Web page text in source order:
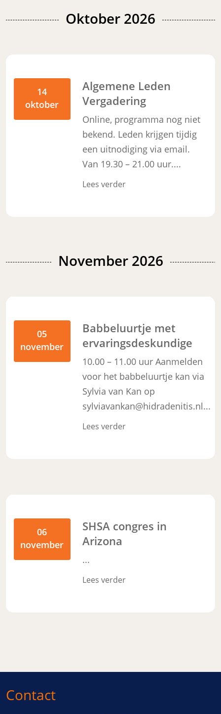
Oktober 2026
14
oktober
Algemene Leden
Vergadering
Online, programma nog niet
bekend. Leden krijgen tijdig
een uitnodiging via email.
Van 19.30 – 21.00 uur....
Lees verder
November 2026
05
november
Babbeluurtje met
ervaringsdeskundige
10.00 – 11.00 uur Aanmelden
voor het babbeluurtje kan via
Sylvia van Kan op
sylviavankan@hidradenitis.nl...
Lees verder
06
november
SHSA congres in
Arizona
...
Lees verder
Contact